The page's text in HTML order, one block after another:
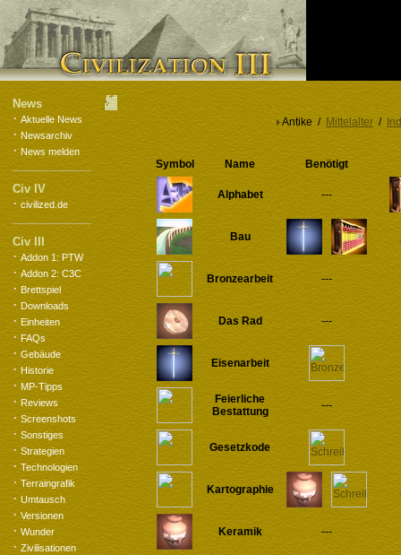
News
· Aktuelle News
· Newsarchiv
· News melden
Civ IV
· civilized.de
Civ III
· Addon 1: PTW
· Addon 2: C3C
· Brettspiel
· Downloads
· Einheiten
· FAQs
· Gebäude
· Historie
· MP-Tipps
· Reviews
· Screenshots
· Sonstiges
· Strategien
· Technologien
· Terraingrafik
· Umtausch
· Versionen
· Wunder
· Zivilisationen
Antike / Mittelalter /
Symbol Name Benötigt
Alphabet ---
Bau
Bronzearbeit ---
Das Rad ---
Eisenarbeit
Feierliche
Bestattung
---
Gesetzkode
Kartographie
Keramik ---